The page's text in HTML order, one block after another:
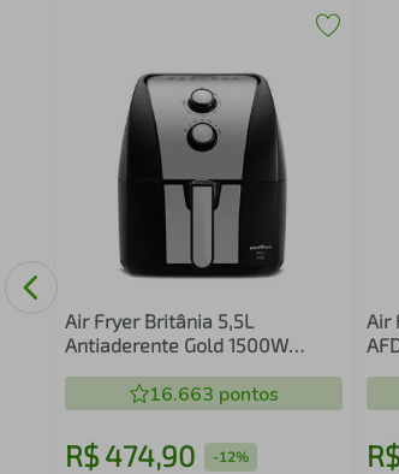
Air Fryer Britânia 5,5L
Antiaderente Gold 1500W
16.663 pontos
R$ 474,90 -12%
Air